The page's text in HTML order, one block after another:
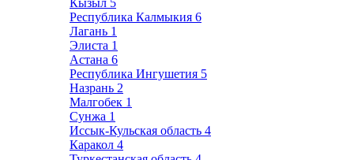
Кызыл 5
Республика Калмыкия 6
Лагань 1
Элиста 1
Астана 6
Республика Ингушетия 5
Назрань 2
Малгобек 1
Сунжа 1
Иссык-Кульская область 4
Каракол 4